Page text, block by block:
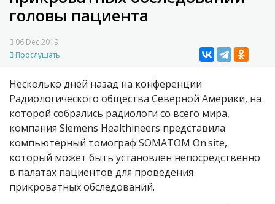
головы пациента
06 Dec 2019
Прослушать
Несколько дней назад на конференции
Радиологического общества Северной Америки, на
которой собрались радиологи со всего мира,
компания Siemens Healthineers представила
компьютерный томограф SOMATOM On.site,
который может быть установлен непосредственно
в палатах пациентов для проведения
прикроватных обследований.